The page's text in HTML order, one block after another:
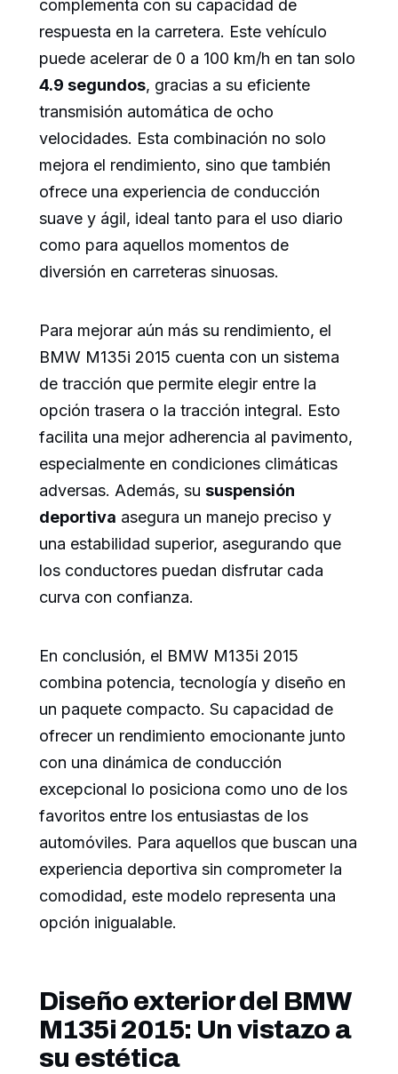
complementa con su capacidad de
respuesta en la carretera. Este vehículo
puede acelerar de 0 a 100 km/h en tan solo
4.9 segundos, gracias a su eficiente
transmisión automática de ocho
velocidades. Esta combinación no solo
mejora el rendimiento, sino que también
ofrece una experiencia de conducción
suave y ágil, ideal tanto para el uso diario
como para aquellos momentos de
diversión en carreteras sinuosas.
Para mejorar aún más su rendimiento, el
BMW M135i 2015 cuenta con un sistema
de tracción que permite elegir entre la
opción trasera o la tracción integral. Esto
facilita una mejor adherencia al pavimento,
especialmente en condiciones climáticas
adversas. Además, su suspensión
deportiva asegura un manejo preciso y
una estabilidad superior, asegurando que
los conductores puedan disfrutar cada
curva con confianza.
En conclusión, el BMW M135i 2015
combina potencia, tecnología y diseño en
un paquete compacto. Su capacidad de
ofrecer un rendimiento emocionante junto
con una dinámica de conducción
excepcional lo posiciona como uno de los
favoritos entre los entusiastas de los
automóviles. Para aquellos que buscan una
experiencia deportiva sin comprometer la
comodidad, este modelo representa una
opción inigualable.
Diseño exterior del BMW
M135i 2015: Un vistazo a
su estética